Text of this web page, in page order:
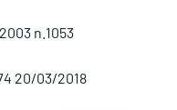
n.1053
20/03/2018